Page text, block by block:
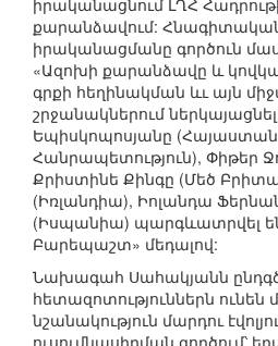
իրականացնում ԼՂՀ
քարանձավում:
իրականացմանը գործուն
«Ազոխի քարանձավը և
գրքի հեղինակման ևւ այն
շրջանակներում
Եպիսկոպոսյանը
Հանրապետություն), Փիթեր
Քրիստինե Քինգը (Մեծ
(Իռլանդիա), Իոլանդա
(Իսպանիա) պարգևատրվել
Բարեպաշտ» մեդալով:
Նախագահ Սահակյանն
հետազոտություններն
նշանակություն մարդու